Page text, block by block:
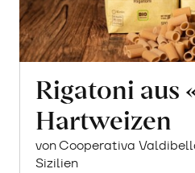
Rigatoni aus
Hartweizen
von Cooperativa
Sizilien